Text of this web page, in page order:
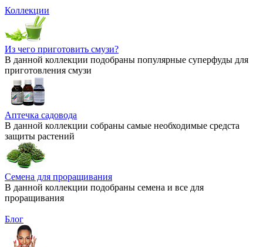
Коллекции
Из чего приготовить смузи?
В данной коллекции подобраны популярные суперфуды для
приготовления смузи
Аптечка садовода
В данной коллекции собраны самые необходимые средста
защиты растений
Семена для проращивания
В данной коллекции подобраны семена и все для
проращивания
Блог